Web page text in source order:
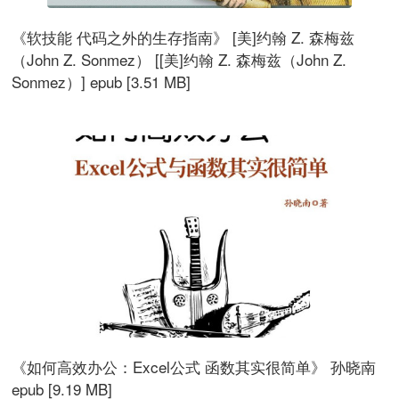
《软技能 代码之外的生存指南》 [美]约翰 Z. 森梅兹
（John Z. Sonmez） [[美]约翰 Z. 森梅兹（John Z.
Sonmez）] epub [3.51 MB]
《如何高效办公：Excel公式 函数其实很简单》 孙晓南
epub [9.19 MB]